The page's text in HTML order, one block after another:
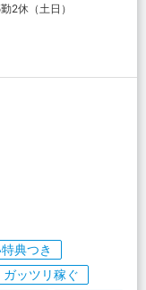
2休（土日）
典つき
ガッツリ稼ぐ